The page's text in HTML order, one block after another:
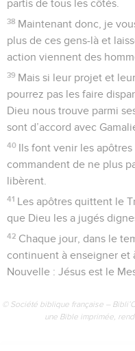
partis de tous les côtés.
38 Maintenant donc, je
plus de ces gens-là et
action viennent des
39 Mais si leur projet et
pourrez pas les faire
Dieu nous trouve parmi
sont d’accord avec
40 Ils font venir les
commandent de ne plus
libèrent.
41 Les apôtres quittent le
que Dieu les a jugés
42 Chaque jour, dans le
continuent à enseigner et
Nouvelle : Jésus est le
© Société biblique française –
une Bible imprimée,